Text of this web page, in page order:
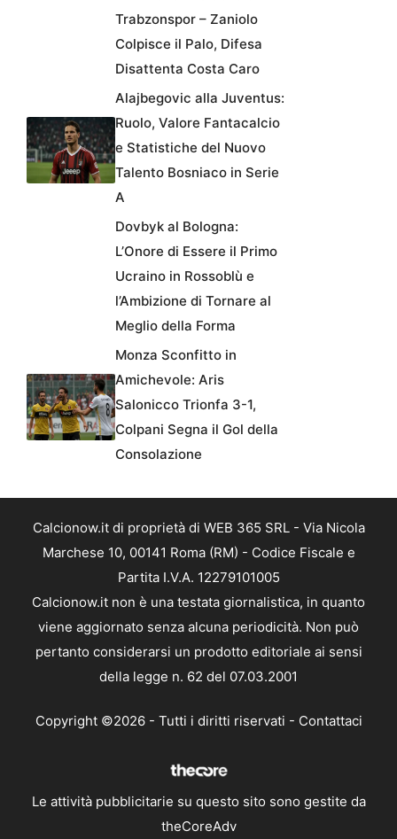
Trabzonspor – Zaniolo
Colpisce il Palo, Difesa
Disattenta Costa Caro
Alajbegovic alla Juventus:
Ruolo, Valore Fantacalcio
e Statistiche del Nuovo
Talento Bosniaco in Serie
A
Dovbyk al Bologna:
L’Onore di Essere il Primo
Ucraino in Rossoblù e
l’Ambizione di Tornare al
Meglio della Forma
Monza Sconfitto in
Amichevole: Aris
Salonicco Trionfa 3-1,
Colpani Segna il Gol della
Consolazione
Calcionow.it di proprietà di WEB 365 SRL - Via Nicola
Marchese 10, 00141 Roma (RM) - Codice Fiscale e
Partita I.V.A. 12279101005
Calcionow.it non è una testata giornalistica, in quanto
viene aggiornato senza alcuna periodicità. Non può
pertanto considerarsi un prodotto editoriale ai sensi
della legge n. 62 del 07.03.2001
Copyright ©2026 - Tutti i diritti riservati - Contattaci
Le attività pubblicitarie su questo sito sono gestite da
theCoreAdv